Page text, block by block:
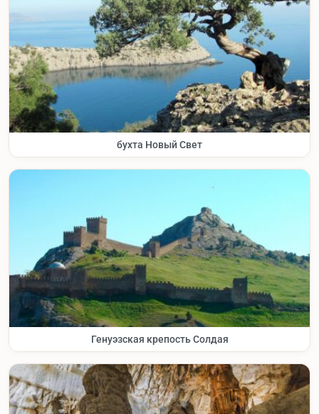
бухта Новый Свет
Генуэзская крепость Солдая